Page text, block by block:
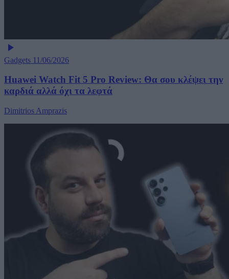
Gadgets 11/06/2026
Huawei Watch Fit 5 Pro Review: Θα σου κλέψει την
καρδιά αλλά όχι τα λεφτά
Dimitrios Amprazis